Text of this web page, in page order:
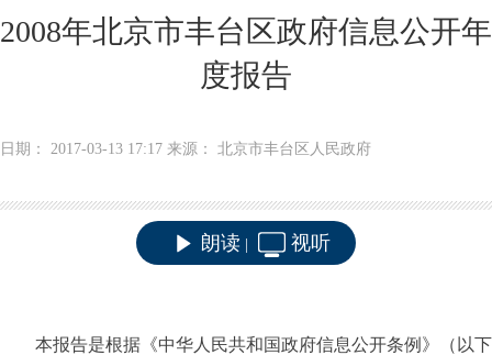
2008年北京市丰台区政府信息公开年
度报告
日期： 2017-03-13 17:17 来源： 北京市丰台区人民政府
朗读 视听
本报告是根据《中华人民共和国政府信息公开条例》（以下